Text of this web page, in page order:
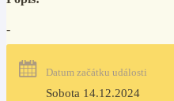
-
Datum začátku události
Sobota 14.12.2024